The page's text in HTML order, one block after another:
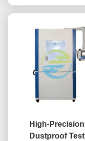
High-Precision
Dustproof Test